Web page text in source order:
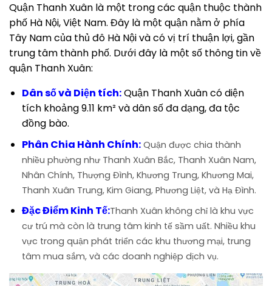
Quận Thanh Xuân là một trong các quận thuộc thành
phố Hà Nội, Việt Nam. Đây là một quận nằm ở phía
Tây Nam của thủ đô Hà Nội và có vị trí thuận lợi, gần
trung tâm thành phố. Dưới đây là một số thông tin về
quận Thanh Xuân:
Dân số và Diện tích:Quận Thanh Xuân có diện
tích khoảng 9.11 km² và dân số đa dạng, đa tộc
đồng bào.
Phân Chia Hành Chính: Quận được chia thành
nhiều phường như Thanh Xuân Bắc, Thanh Xuân Nam,
Nhân Chính, Thượng Đình, Khương Trung, Khương Mai,
Thanh Xuân Trung, Kim Giang, Phương Liệt, và Hạ Đình.
Đặc Điểm Kinh Tế:Thanh Xuân không chỉ là khu vực
cư trú mà còn là trung tâm kinh tế sầm uất. Nhiều khu
vực trong quận phát triển các khu thương mại, trung
tâm mua sắm, và các doanh nghiệp dịch vụ.